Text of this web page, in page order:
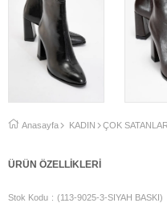
Anasayfa KADIN ÇOK SATANLAR
ÜRÜN ÖZELLIKLERI
Stok Kodu (113-9025-3-SIYAH BASKI)